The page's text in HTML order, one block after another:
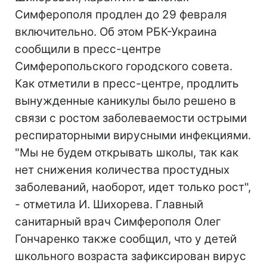
Симферополя продлен до 29 февраля
включительно. Об этом РБК-Украина
сообщили в пресс-центре
Симферопольского городского совета.
Как отметили в пресс-центре, продлить
вынужденные каникулы было решено в
связи с ростом заболеваемости острыми
респираторными вирусными инфекциями.
"Мы не будем открывать школы, так как
нет снижения количества простудных
заболеваний, наоборот, идет только рост",
- отметила И. Шихорева. Главный
санитарный врач Симферополя Олег
Гончаренко также сообщил, что у детей
школьного возраста зафиксирован вирус